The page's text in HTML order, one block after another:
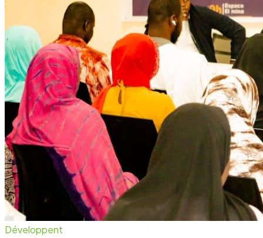
Développent
Ateliers communautaires
Lire la suite